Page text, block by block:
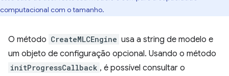
computacional com o tamanho.
O método CreateMLCEngine usa a string de modelo e
um objeto de configuração opcional. Usando o método
initProgressCallback , é possível consultar o